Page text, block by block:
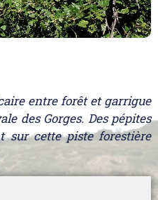
entre forêt et garrigue
des Gorges. Des pépites
sur cette piste forestière